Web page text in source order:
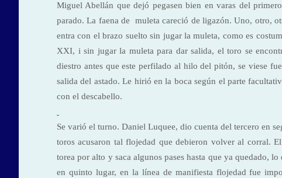
Miguel Abellán que dejó pegasen bien en varas del
parado. La faena de
muleta careció de ligazón. Uno, otro,
entra con el brazo suelto sin jugar la muleta, como es
XXI, i sin jugar la muleta para dar salida, el toro se
diestro antes que este perfilado al hilo del pitón, se viese
salida del astado.Le hirió en la boca según el parte
con el descabello.
Se varió el turno. Daniel Luquee, dio cuenta del tercero en
toros acusaron tal flojedad que debieron volver al corral.
torea por alto y saca algunos pases hasta que ya quedado,
en quinto lugar, en la línea de manifiesta flojedad fue